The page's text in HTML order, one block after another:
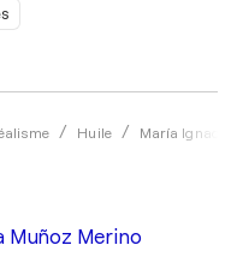
Huile María Ignacia
Muñoz Merino